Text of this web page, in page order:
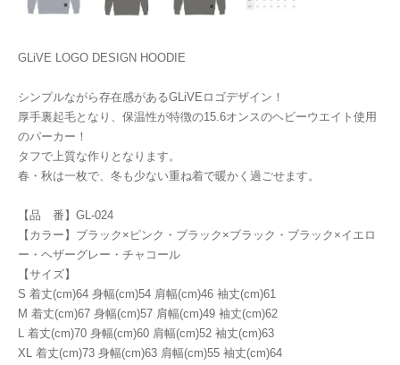
GLiVE LOGO DESIGN HOODIE
シンプルながら存在感があるGLiVEロゴデザイン！
厚手裏起毛となり、保温性が特徴の15.6オンスのヘビーウエイト使用
のパーカー！
タフで上質な作りとなります。
春・秋は一枚で、冬も少ない重ね着で暖かく過ごせます。
【品 番】GL-024
【カラー】ブラック×ピンク・ブラック×ブラック・ブラック×イエロ
ー・ヘザーグレー・チャコール
【サイズ】
S 着丈(cm)64 身幅(cm)54 肩幅(cm)46 袖丈(cm)61
M 着丈(cm)67 身幅(cm)57 肩幅(cm)49 袖丈(cm)62
L 着丈(cm)70 身幅(cm)60 肩幅(cm)52 袖丈(cm)63
XL 着丈(cm)73 身幅(cm)63 肩幅(cm)55 袖丈(cm)64